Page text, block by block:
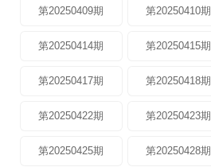
第20250409期 第20250410期
第20250414期 第20250415期
第20250417期 第20250418期
第20250422期 第20250423期
第20250425期 第20250428期